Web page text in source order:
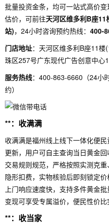
批量投资金条，均可一站式高价
估价，可前往天河区维多利B座11
站)，24小时咨询预约热线： 400-
门店地址：天河区维多利B座11
珠区257号广东现代广告创意中心
服务热线：400-863-6660（24小
约）
**：收满满
收满满是福州线上线下一体化便
更新，用户可自主查询当日黄金
交易规则规范，严格按照实测克
隐形扣费，实物核验后即刻锁定
上门响应速度快，支持多件黄金
变现可享受专属溢价，便民性价比
**：收当家